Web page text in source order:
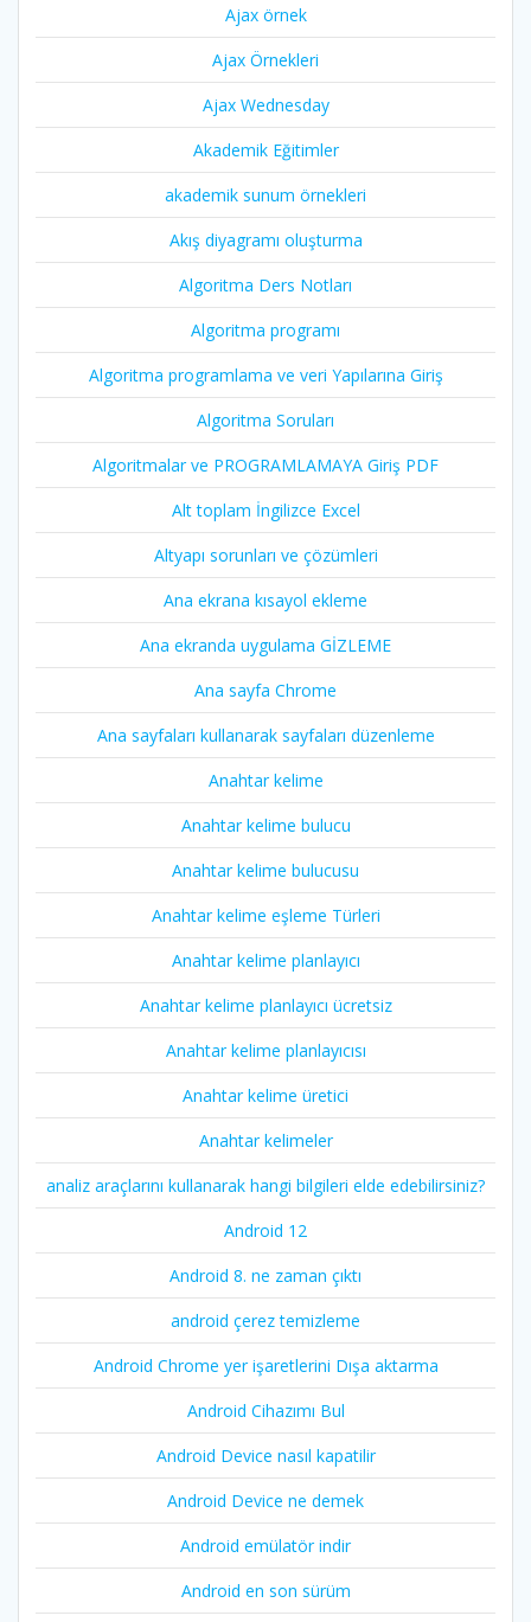
Ajax örnek
Ajax Örnekleri
Ajax Wednesday
Akademik Eğitimler
akademik sunum örnekleri
Akış diyagramı oluşturma
Algoritma Ders Notları
Algoritma programı
Algoritma programlama ve veri Yapılarına Giriş
Algoritma Soruları
Algoritmalar ve PROGRAMLAMAYA Giriş PDF
Alt toplam İngilizce Excel
Altyapı sorunları ve çözümleri
Ana ekrana kısayol ekleme
Ana ekranda uygulama GİZLEME
Ana sayfa Chrome
Ana sayfaları kullanarak sayfaları düzenleme
Anahtar kelime
Anahtar kelime bulucu
Anahtar kelime bulucusu
Anahtar kelime eşleme Türleri
Anahtar kelime planlayıcı
Anahtar kelime planlayıcı ücretsiz
Anahtar kelime planlayıcısı
Anahtar kelime üretici
Anahtar kelimeler
analiz araçlarını kullanarak hangi bilgileri elde edebilirsiniz?
Android 12
Android 8. ne zaman çıktı
android çerez temizleme
Android Chrome yer işaretlerini Dışa aktarma
Android Cihazımı Bul
Android Device nasıl kapatilir
Android Device ne demek
Android emülatör indir
Android en son sürüm